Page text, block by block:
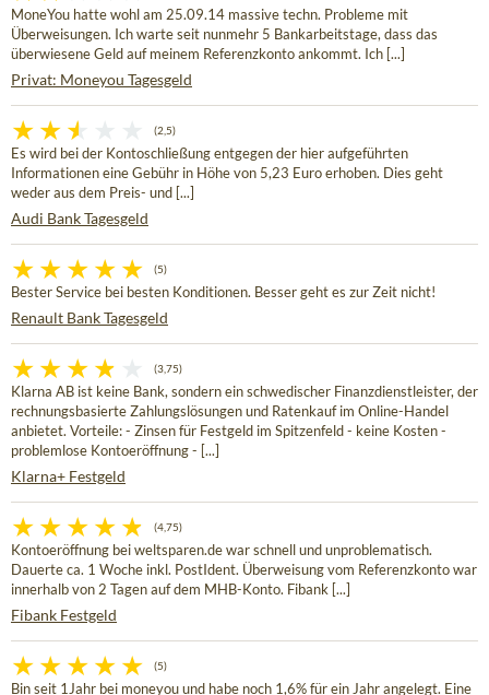
MoneYou hatte wohl am 25.09.14 massive techn. Probleme mit
Überweisungen. Ich warte seit nunmehr 5 Bankarbeitstage, dass das
überwiesene Geld auf meinem Referenzkonto ankommt. Ich [...]
Privat: Moneyou Tagesgeld
(2,5)
Es wird bei der Kontoschließung entgegen der hier aufgeführten
Informationen eine Gebühr in Höhe von 5,23 Euro erhoben. Dies geht
weder aus dem Preis- und [...]
Audi Bank Tagesgeld
(5)
Bester Service bei besten Konditionen. Besser geht es zur Zeit nicht!
Renault Bank Tagesgeld
(3,75)
Klarna AB ist keine Bank, sondern ein schwedischer Finanzdienstleister, der
rechnungsbasierte Zahlungslösungen und Ratenkauf im Online-Handel
anbietet. Vorteile: - Zinsen für Festgeld im Spitzenfeld - keine Kosten -
problemlose Kontoeröffnung - [...]
Klarna+ Festgeld
(4,75)
Kontoeröffnung bei weltsparen.de war schnell und unproblematisch.
Dauerte ca. 1 Woche inkl. PostIdent. Überweisung vom Referenzkonto war
innerhalb von 2 Tagen auf dem MHB-Konto. Fibank [...]
Fibank Festgeld
(5)
Bin seit 1Jahr bei moneyou und habe noch 1,6% für ein Jahr angelegt. Eine